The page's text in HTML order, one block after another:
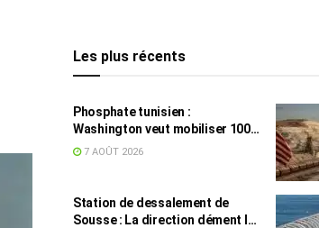
Les plus récents
Phosphate tunisien :
Washington veut mobiliser 100
millions de dollars, avec la Chine
7 AOÛT 2026
Station de dessalement de
Sousse : La direction dément les